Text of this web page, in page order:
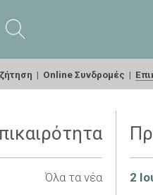
| Online Συνδρομές |
Όλα τα νέα
2